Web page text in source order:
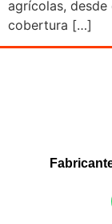
agrícolas,
cobertura […]